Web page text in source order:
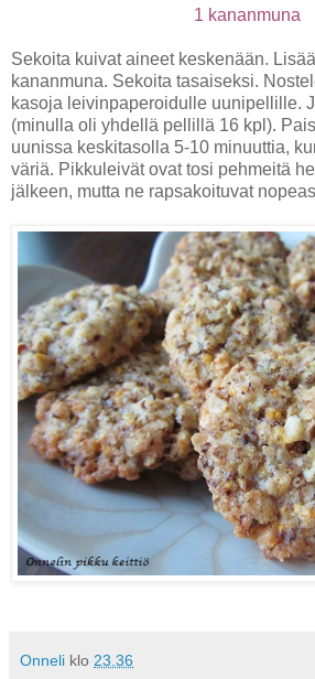
1 kananmuna
Sekoita kuivat aineet keskenään.
kananmuna. Sekoita tasaiseksi.
kasoja leivinpaperoidulle uunipellille.
(minulla oli yhdellä pellillä 16 kpl).
uunissa keskitasolla 5-10 minuuttia,
väriä. Pikkuleivät ovat tosi pehmeitä
jälkeen, mutta ne rapsakoituvat
Onneli klo 23.36